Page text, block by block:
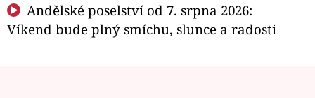
Andělské poselství od 7. srpna 2026:
Víkend bude plný smíchu, slunce a radosti